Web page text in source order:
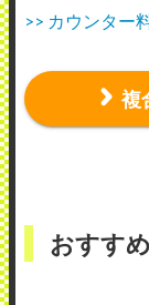
>> カウンター
複
おすす